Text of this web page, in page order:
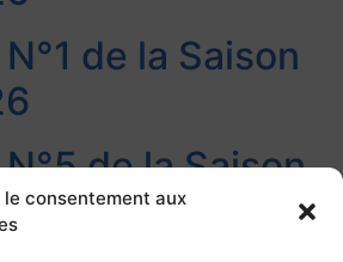
le consentement aux
de la Saison
de la Saison